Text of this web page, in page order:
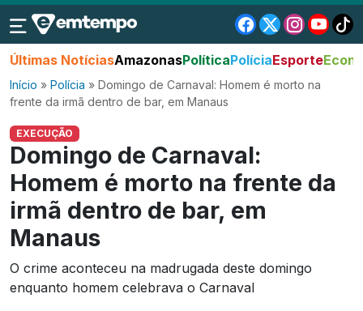
Últimas NotíciasAmazonasPolíticaPolíciaEsporte
Início » Polícia » Domingo de Carnaval: Homem é morto na
frente da irmã dentro de bar, em Manaus
EXECUÇÃO
Domingo de Carnaval:
Homem é morto na frente da
irmã dentro de bar, em
Manaus
O crime aconteceu na madrugada deste domingo
enquanto homem celebrava o Carnaval